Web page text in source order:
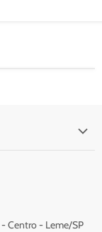
- Centro - Leme/SP